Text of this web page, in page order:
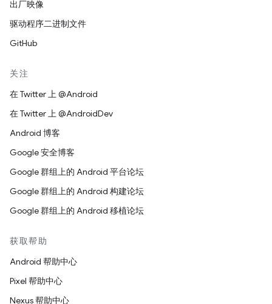
出厂映像
驱动程序二进制文件
GitHub
关注
在 Twitter 上 @Android
在 Twitter 上 @AndroidDev
Android 博客
Google 安全博客
Google 群组上的 Android 平台论坛
Google 群组上的 Android 构建论坛
Google 群组上的 Android 移植论坛
获取帮助
Android 帮助中心
Pixel 帮助中心
Nexus 帮助中心